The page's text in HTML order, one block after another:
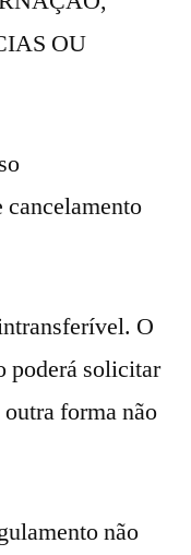
OU
cancelamento
O
poderá solicitar
forma não
não